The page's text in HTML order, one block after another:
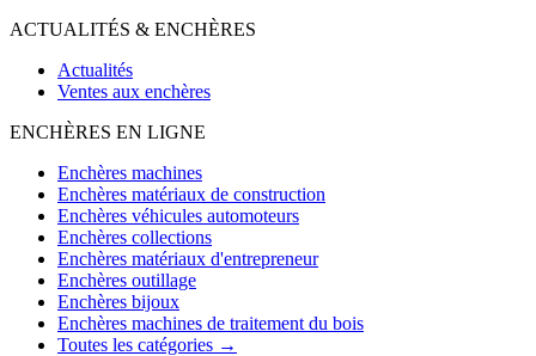
ACTUALITÉS & ENCHÈRES
Actualités
Ventes aux enchères
ENCHÈRES EN LIGNE
Enchères machines
Enchères matériaux de construction
Enchères véhicules automoteurs
Enchères collections
Enchères matériaux d'entrepreneur
Enchères outillage
Enchères bijoux
Enchères machines de traitement du bois
Toutes les catégories →